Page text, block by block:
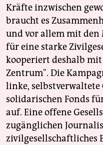
Kräfte inzwischen
braucht es
und vor allem mit den
für eine starke
kooperiert deshalb
Zentrum". Die
linke,
solidarischen Fonds
auf. Eine offene
zugänglichen
zivilgesellschaftliches